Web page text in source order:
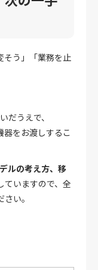
そう」「業務を止
だうえで、
器をお渡しするこ
ルの考え方、移
ていますので、全
い。